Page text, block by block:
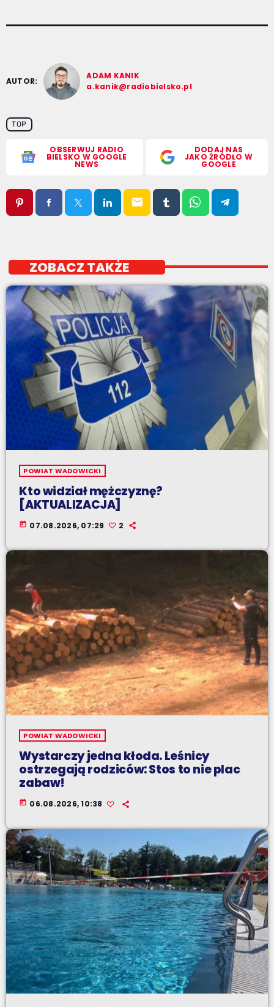
AUTOR:
ADAM KANIK
a.kanik@radiobielsko.pl
TOP
OBSERWUJ RADIO
BIELSKO W GOOGLE
NEWS
DODAJ NAS
JAKO ŹRÓDŁO W
GOOGLE
email
ZOBACZ TAKŻE
POWIAT WADOWICKI
Kto widział mężczyznę?
[AKTUALIZACJA]
today 07.08.2026, 07:29 2
POWIAT WADOWICKI
Wystarczy jedna kłoda. Leśnicy
ostrzegają rodziców: Stos to nie plac
zabaw!
today 06.08.2026, 10:38